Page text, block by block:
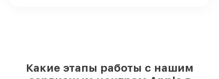
Какие этапы работы с нашим